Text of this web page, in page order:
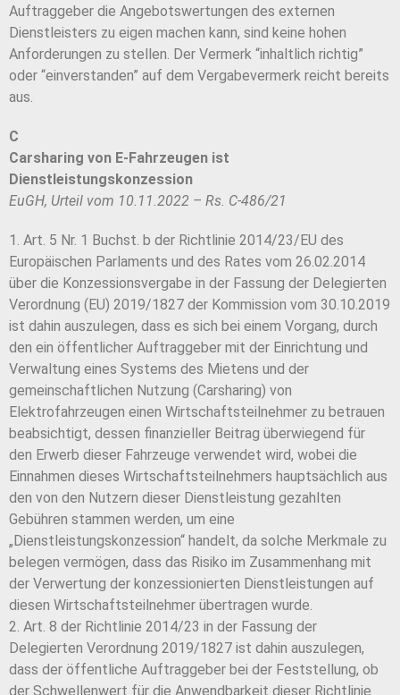
Auftraggeber die Angebotswertungen des externen
Dienstleisters zu eigen machen kann, sind keine hohen
Anforderungen zu stellen. Der Vermerk “inhaltlich richtig”
oder “einverstanden” auf dem Vergabevermerk reicht bereits
aus.
C
Carsharing von E-Fahrzeugen ist
Dienstleistungskonzession
EuGH, Urteil vom 10.11.2022 – Rs. C-486/21
1. Art. 5 Nr. 1 Buchst. b der Richtlinie 2014/23/EU des
Europäischen Parlaments und des Rates vom 26.02.2014
über die Konzessionsvergabe in der Fassung der Delegierten
Verordnung (EU) 2019/1827 der Kommission vom 30.10.2019
ist dahin auszulegen, dass es sich bei einem Vorgang, durch
den ein öffentlicher Auftraggeber mit der Einrichtung und
Verwaltung eines Systems des Mietens und der
gemeinschaftlichen Nutzung (Carsharing) von
Elektrofahrzeugen einen Wirtschaftsteilnehmer zu betrauen
beabsichtigt, dessen finanzieller Beitrag überwiegend für
den Erwerb dieser Fahrzeuge verwendet wird, wobei die
Einnahmen dieses Wirtschaftsteilnehmers hauptsächlich aus
den von den Nutzern dieser Dienstleistung gezahlten
Gebühren stammen werden, um eine
„Dienstleistungskonzession“ handelt, da solche Merkmale zu
belegen vermögen, dass das Risiko im Zusammenhang mit
der Verwertung der konzessionierten Dienstleistungen auf
diesen Wirtschaftsteilnehmer übertragen wurde.
2. Art. 8 der Richtlinie 2014/23 in der Fassung der
Delegierten Verordnung 2019/1827 ist dahin auszulegen,
dass der öffentliche Auftraggeber bei der Feststellung, ob
der Schwellenwert für die Anwendbarkeit dieser Richtlinie